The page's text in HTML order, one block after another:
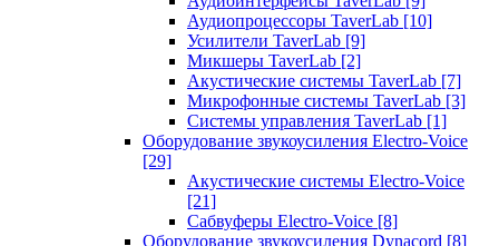
Аудиопроцессоры TaverLab [10]
Усилители TaverLab [9]
Микшеры TaverLab [2]
Акустические системы TaverLab [7]
Микрофонные системы TaverLab [3]
Системы управления TaverLab [1]
Оборудование звукоусиления Electro-Voice
[29]
Акустические системы Electro-Voice
[21]
Сабвуферы Electro-Voice [8]
Оборудование звукоусиления Dynacord [8]